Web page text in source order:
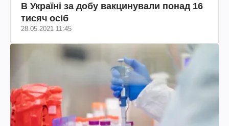
В Україні за добу вакцинували понад 16
тисяч осіб
28.05.2021 11:45